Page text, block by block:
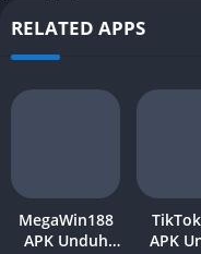
RELATED APPS
MegaWin188
APK Unduh
APK